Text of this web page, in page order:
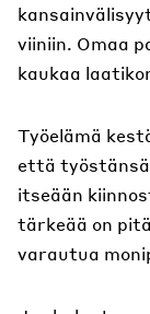
viiniin. Omaa
kaukaa
Työelämä
että
itseään
tärkeää on
varautua